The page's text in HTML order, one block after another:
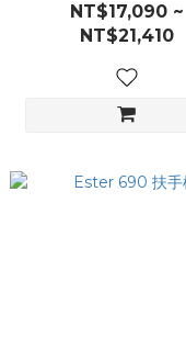
NT$17,090 ~
NT$21,410